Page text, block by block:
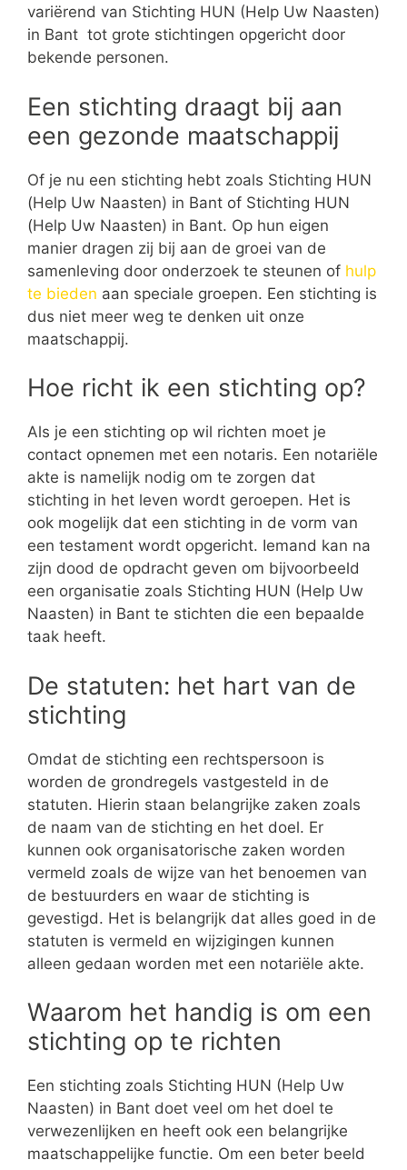
variërend van Stichting HUN (Help Uw Naasten)
in Bant tot grote stichtingen opgericht door
bekende personen.
Een stichting draagt bij aan
een gezonde maatschappij
Of je nu een stichting hebt zoals Stichting HUN
(Help Uw Naasten) in Bant of Stichting HUN
(Help Uw Naasten) in Bant. Op hun eigen
manier dragen zij bij aan de groei van de
samenleving door onderzoek te steunen of hulp
te bieden aan speciale groepen. Een stichting is
dus niet meer weg te denken uit onze
maatschappij.
Hoe richt ik een stichting op?
Als je een stichting op wil richten moet je
contact opnemen met een notaris. Een notariële
akte is namelijk nodig om te zorgen dat
stichting in het leven wordt geroepen. Het is
ook mogelijk dat een stichting in de vorm van
een testament wordt opgericht. Iemand kan na
zijn dood de opdracht geven om bijvoorbeeld
een organisatie zoals Stichting HUN (Help Uw
Naasten) in Bant te stichten die een bepaalde
taak heeft.
De statuten: het hart van de
stichting
Omdat de stichting een rechtspersoon is
worden de grondregels vastgesteld in de
statuten. Hierin staan belangrijke zaken zoals
de naam van de stichting en het doel. Er
kunnen ook organisatorische zaken worden
vermeld zoals de wijze van het benoemen van
de bestuurders en waar de stichting is
gevestigd. Het is belangrijk dat alles goed in de
statuten is vermeld en wijzigingen kunnen
alleen gedaan worden met een notariële akte.
Waarom het handig is om een
stichting op te richten
Een stichting zoals Stichting HUN (Help Uw
Naasten) in Bant doet veel om het doel te
verwezenlijken en heeft ook een belangrijke
maatschappelijke functie. Om een beter beeld